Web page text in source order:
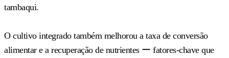
tambaqui.
O cultivo integrado também melhorou a taxa de conversão
alimentar e a recuperação de nutrientes ー fatores-chave que